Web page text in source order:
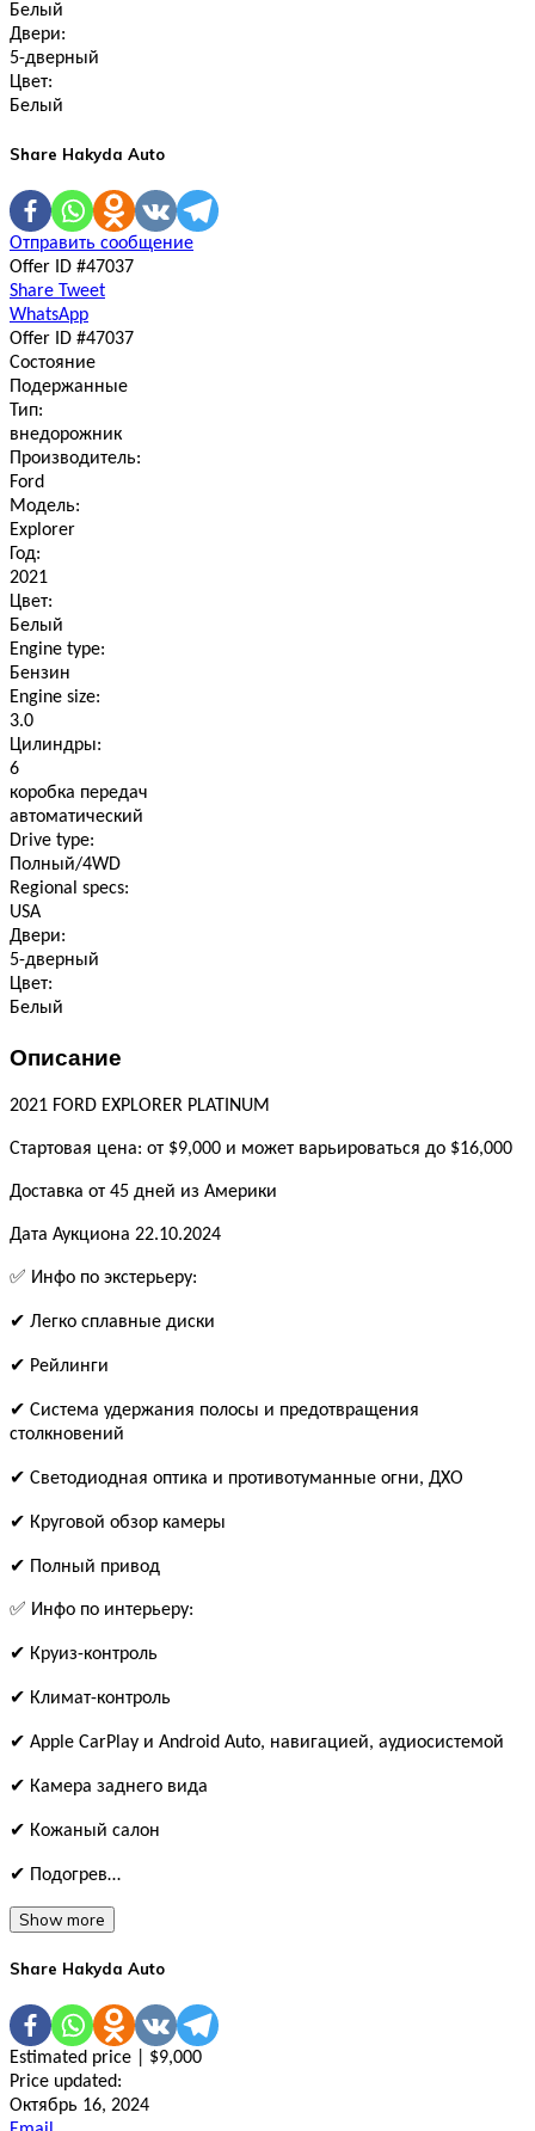
Белый
Двери:
5-дверный
Цвет:
Белый
Share Hakyda Auto
Отправить сообщение
Offer ID #47037
Share Tweet
WhatsApp
Offer ID #47037
Состояние
Подержанные
Тип:
внедорожник
Производитель:
Ford
Модель:
Explorer
Год:
2021
Цвет:
Белый
Engine type:
Бензин
Engine size:
3.0
Цилиндры:
6
коробка передач
автоматический
Drive type:
Полный/4WD
Regional specs:
USA
Двери:
5-дверный
Цвет:
Белый
Описание
2021 FORD EXPLORER PLATINUM
Стартовая цена: от $9,000 и может варьироваться до $16,000
Доставка от 45 дней из Америки
Дата Аукциона 22.10.2024
✅ Инфо по экстерьеру:
✔ Легко сплавные диски
✔ Рейлинги
✔ Система удержания полосы и предотвращения
столкновений
✔ Светодиодная оптика и противотуманные огни, ДХО
✔ Круговой обзор камеры
✔ Полный привод
✅ Инфо по интерьеру:
✔ Круиз-контроль
✔ Климат-контроль
✔ Apple CarPlay и Android Auto, навигацией, аудиосистемой
✔ Камера заднего вида
✔ Кожаный салон
✔ Подогрев…
Show more
Share Hakyda Auto
Estimated price | $9,000
Price updated:
Октябрь 16, 2024